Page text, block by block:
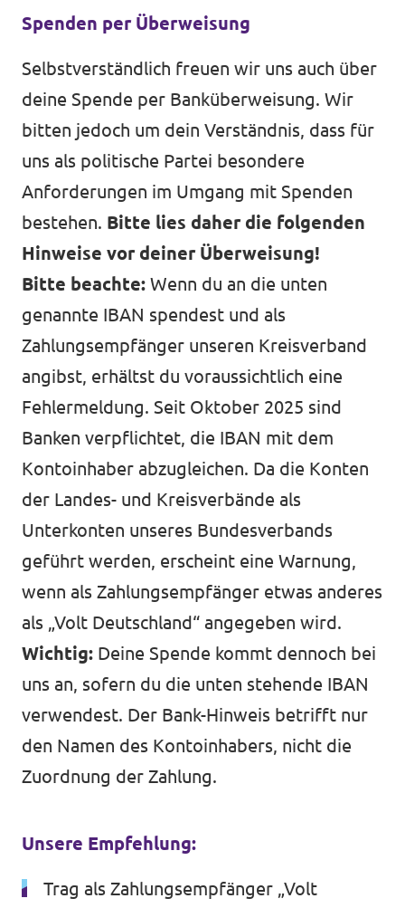
Spenden per Überweisung
Selbstverständlich freuen wir uns auch über
deine Spende per Banküberweisung. Wir
bitten jedoch um dein Verständnis, dass für
uns als politische Partei besondere
Anforderungen im Umgang mit Spenden
bestehen. Bitte lies daher die folgenden
Hinweise vor deiner Überweisung!
Bitte beachte: Wenn du an die unten
genannte IBAN spendest und als
Zahlungsempfänger unseren Kreisverband
angibst, erhältst du voraussichtlich eine
Fehlermeldung. Seit Oktober 2025 sind
Banken verpflichtet, die IBAN mit dem
Kontoinhaber abzugleichen. Da die Konten
der Landes- und Kreisverbände als
Unterkonten unseres Bundesverbands
geführt werden, erscheint eine Warnung,
wenn als Zahlungsempfänger etwas anderes
als „Volt Deutschland“ angegeben wird.
Wichtig: Deine Spende kommt dennoch bei
uns an, sofern du die unten stehende IBAN
verwendest. Der Bank-Hinweis betrifft nur
den Namen des Kontoinhabers, nicht die
Zuordnung der Zahlung.
Unsere Empfehlung:
Trag als Zahlungsempfänger „Volt